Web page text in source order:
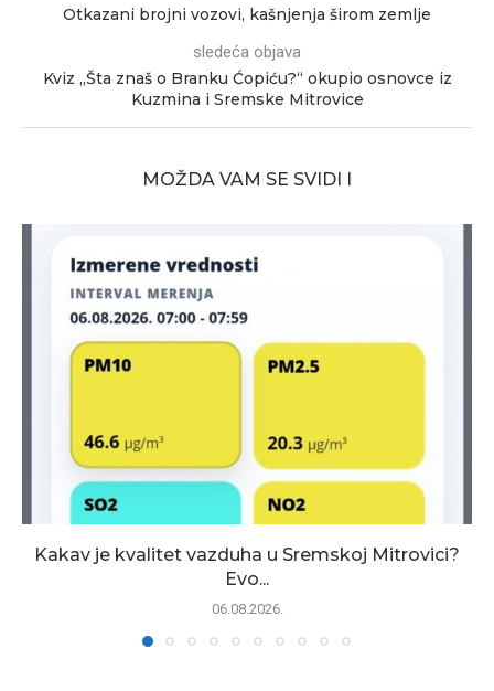
Otkazani brojni vozovi, kašnjenja širom zemlje
sledeća objava
Kviz „Šta znaš o Branku Ćopiću?“ okupio osnovce iz
Kuzmina i Sremske Mitrovice
MOŽDA VAM SE SVIDI I
Kakav je kvalitet vazduha u Sremskoj Mitrovici?
Evo...
06.08.2026.